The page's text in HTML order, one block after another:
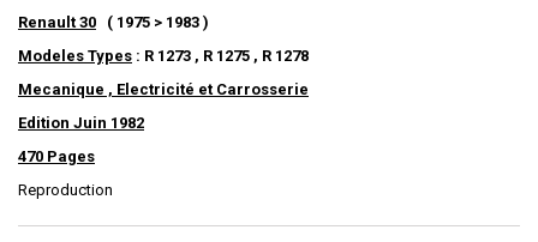
Renault 30 ( 1975 > 1983 )
Modeles Types : R 1273 , R 1275 , R 1278
Mecanique , Electricité et Carrosserie
Edition Juin 1982
470 Pages
Reproduction